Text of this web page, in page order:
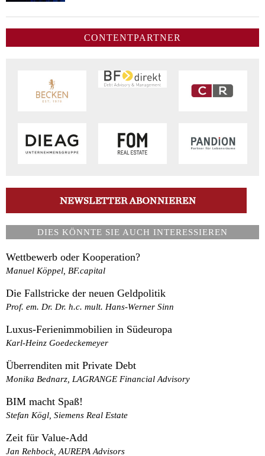
CONTENTPARTNER
DIES KÖNNTE SIE AUCH INTERESSIEREN
Wettbewerb oder Kooperation?
Manuel Köppel, BF.capital
Die Fallstricke der neuen Geldpolitik
Prof. em. Dr. Dr. h.c. mult. Hans-Werner Sinn
Luxus-Ferienimmobilien in Südeuropa
Karl-Heinz Goedeckemeyer
Überrenditen mit Private Debt
Monika Bednarz, LAGRANGE Financial Advisory
BIM macht Spaß!
Stefan Kögl, Siemens Real Estate
Zeit für Value-Add
Jan Rehbock, AUREPA Advisors